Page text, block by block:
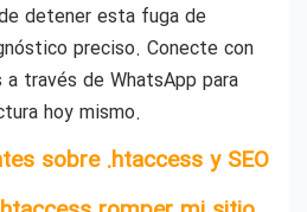
detener esta fuga de
preciso. Conecte con
través de WhatsApp para
hoy mismo.
sobre .htaccess y SEO